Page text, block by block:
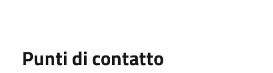
Punti di contatto